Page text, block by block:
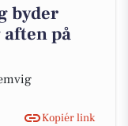
byder
på
Kopiér link